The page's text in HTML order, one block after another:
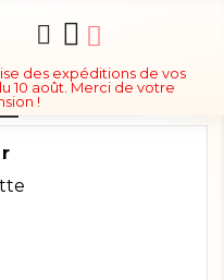
des expéditions de vos
10 août. Merci de votre
!